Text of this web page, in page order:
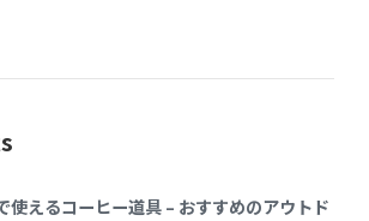
使えるコーヒー道具 – おすすめのアウトド